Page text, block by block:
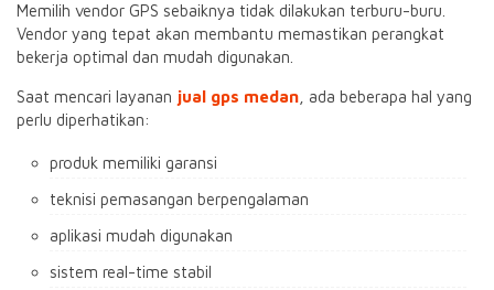
Memilih vendor GPS sebaiknya tidak dilakukan terburu-buru.
Vendor yang tepat akan membantu memastikan perangkat
bekerja optimal dan mudah digunakan.
Saat mencari layanan jual gps medan , ada beberapa hal yang
perlu diperhatikan:
produk memiliki garansi
teknisi pemasangan berpengalaman
aplikasi mudah digunakan
sistem real-time stabil